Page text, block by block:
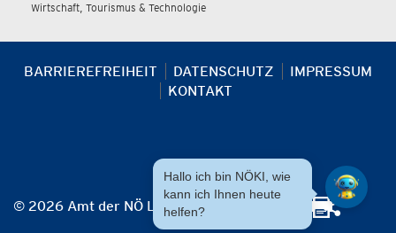
Wirtschaft, Tourismus & Technologie
BARRIEREFREIHEIT DATENSCHUTZ
IMPRESSUM
KONTAKT
© 2026 Amt der NÖ Landesregierung
Hallo ich bin NÖKI, wie
kann ich Ihnen heute
helfen?